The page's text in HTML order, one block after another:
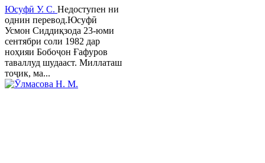
Юсуфӣ У. C. Недоступен ни
однин перевод.Юсуфӣ
Усмон Сиддиқзода 23-юми
сентябри соли 1982 дар
ноҳияи Бобоҷон Ғафуров
таваллуд шудааст. Миллаташ
тоҷик, ма...